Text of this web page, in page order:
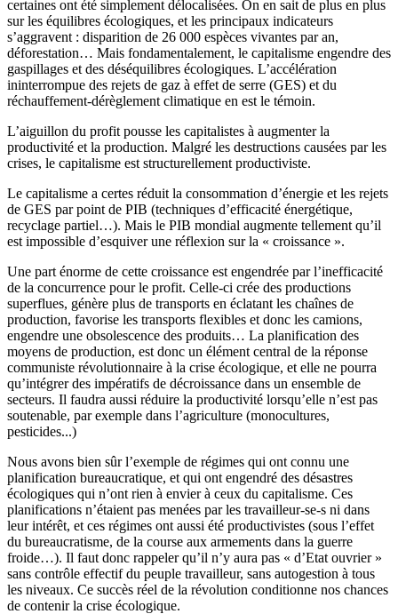
certaines ont été simplement délocalisées. On en sait de plus en plus
sur les équilibres écologiques, et les principaux indicateurs
s’aggravent : disparition de 26 000 espèces vivantes par an,
déforestation… Mais fondamentalement, le capitalisme engendre des
gaspillages et des déséquilibres écologiques. L’accélération
ininterrompue des rejets de gaz à effet de serre (GES) et du
réchauffement-dérèglement climatique en est le témoin.
L’aiguillon du profit pousse les capitalistes à augmenter la
productivité et la production. Malgré les destructions causées par les
crises, le capitalisme est structurellement productiviste.
Le capitalisme a certes réduit la consommation d’énergie et les rejets
de GES par point de PIB (techniques d’efficacité énergétique,
recyclage partiel…). Mais le PIB mondial augmente tellement qu’il
est impossible d’esquiver une réflexion sur la « croissance ».
Une part énorme de cette croissance est engendrée par l’inefficacité
de la concurrence pour le profit. Celle-ci crée des productions
superflues, génère plus de transports en éclatant les chaînes de
production, favorise les transports flexibles et donc les camions,
engendre une obsolescence des produits… La planification des
moyens de production, est donc un élément central de la réponse
communiste révolutionnaire à la crise écologique, et elle ne pourra
qu’intégrer des impératifs de décroissance dans un ensemble de
secteurs. Il faudra aussi réduire la productivité lorsqu’elle n’est pas
soutenable, par exemple dans l’agriculture (monocultures,
pesticides...)
Nous avons bien sûr l’exemple de régimes qui ont connu une
planification bureaucratique, et qui ont engendré des désastres
écologiques qui n’ont rien à envier à ceux du capitalisme. Ces
planifications n’étaient pas menées par les travailleur-se-s ni dans
leur intérêt, et ces régimes ont aussi été productivistes (sous l’effet
du bureaucratisme, de la course aux armements dans la guerre
froide…). Il faut donc rappeler qu’il n’y aura pas « d’Etat ouvrier »
sans contrôle effectif du peuple travailleur, sans autogestion à tous
les niveaux. Ce succès réel de la révolution conditionne nos chances
de contenir la crise écologique.